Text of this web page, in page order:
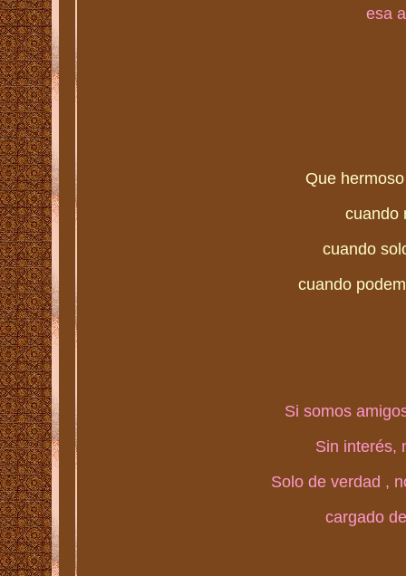
esa
Que
cuando
cuando
cuando
Si somos
Sin interés,
Solo de verdad ,
cargado